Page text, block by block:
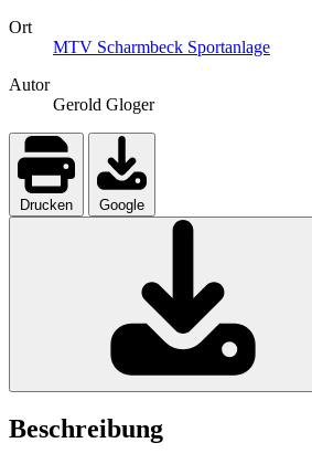
Ort
MTV Scharmbeck Sportanlage
Autor
Gerold Gloger
Drucken Google
Beschreibung